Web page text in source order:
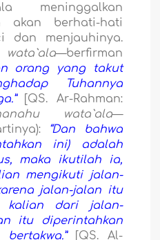
meninggalkan
akan berhati-hati
dan menjauhinya.
ala—berfirman
orang yang takut
Tuhannya
[QS. Ar-Rahman:
wata`ala—
“Dan bahwa
ini) adalah
maka ikutilah ia,
mengikuti jalan-
jalan-jalan itu
kalian dari jalan-
itu diperintahkan
[QS. Al-